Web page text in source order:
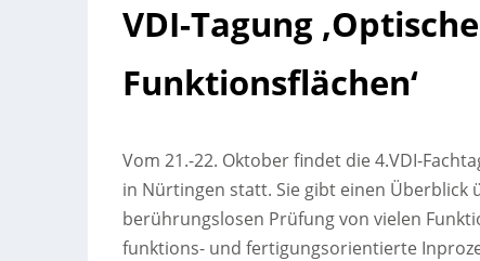
VDI-Tagung
Funktionsflächen‘
Vom 21.-22. Oktober findet die 4.VDI-
in Nürtingen statt. Sie gibt einen Überblick
berührungslosen Prüfung von vielen
funktions- und fertigungsorientierte